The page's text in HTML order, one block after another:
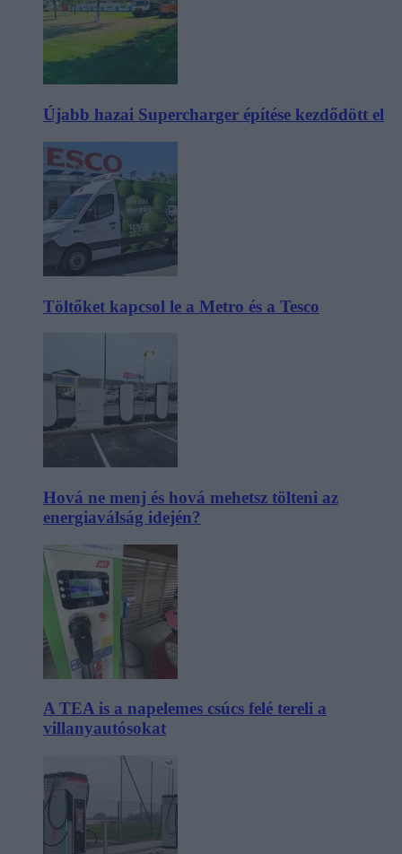
Újabb hazai Supercharger építése kezdődött el
Töltőket kapcsol le a Metro és a Tesco
Hová ne menj és hová mehetsz tölteni az
energiaválság idején?
A TEA is a napelemes csúcs felé tereli a
villanyautósokat